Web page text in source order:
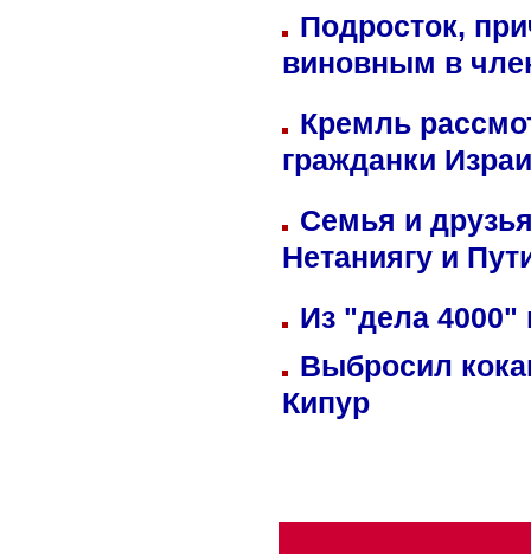
Подросток,
виновным в
Кремль
гражданки
Семья и
Нетаниягу и
Из "дела 4000"
Выбросил
Кипур